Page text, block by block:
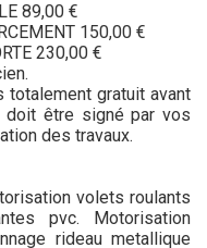
89,00 €
150,00 €
230,00 €
totalement gratuit avant
être signé par vos
des travaux.
volets roulants
pvc. Motorisation
rideau metallique